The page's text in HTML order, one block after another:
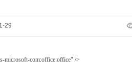
29
microsoft-com:office:office" />